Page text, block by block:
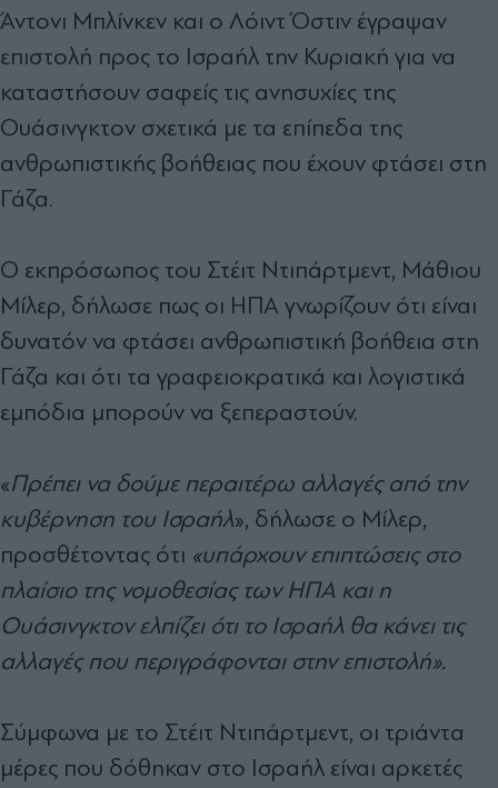
Άντονι Μπλίνκεν και ο Λόιντ Όστιν έγραψαν
επιστολή προς το Ισραήλ την Κυριακή για να
καταστήσουν σαφείς τις ανησυχίες της
Ουάσινγκτον σχετικά με τα επίπεδα της
ανθρωπιστικής βοήθειας που έχουν φτάσει στη
Γάζα.
Ο εκπρόσωπος του Στέιτ Ντιπάρτμεντ, Μάθιου
Μίλερ, δήλωσε πως οι ΗΠΑ γνωρίζουν ότι είναι
δυνατόν να φτάσει ανθρωπιστική βοήθεια στη
Γάζα και ότι τα γραφειοκρατικά και λογιστικά
εμπόδια μπορούν να ξεπεραστούν.
«Πρέπει να δούμε περαιτέρω αλλαγές από την
κυβέρνηση του Ισραήλ», δήλωσε ο Μίλερ,
προσθέτοντας ότι «υπάρχουν επιπτώσεις στο
πλαίσιο της νομοθεσίας των ΗΠΑ και η
Ουάσινγκτον ελπίζει ότι το Ισραήλ θα κάνει τις
αλλαγές που περιγράφονται στην επιστολή».
Σύμφωνα με το Στέιτ Ντιπάρτμεντ, οι τριάντα
μέρες που δόθηκαν στο Ισραήλ είναι αρκετές